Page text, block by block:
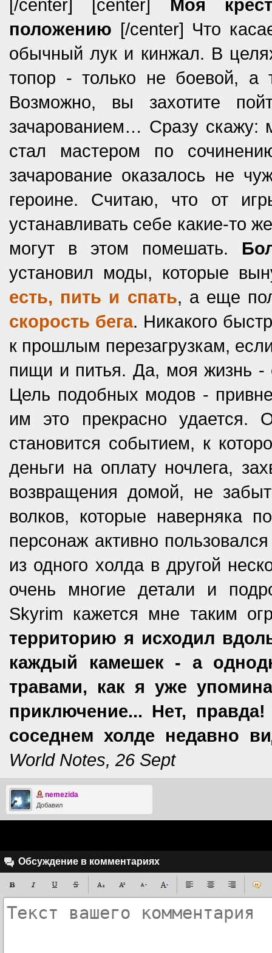
[/center] [center] Моя
положению [/center] Что
обычный лук и кинжал. В
топор - только не боевой, а
Возможно, вы захотите
зачарованием… Сразу скажу:
стал мастером по
зачарование оказалось не
героине. Считаю, что от
устанавливать себе какие-то
могут в этом помешать.
установил моды, которые
есть, пить и спать, а еще
скорость бега. Никакого
к прошлым перезагрузкам,
пищи и питья. Да, моя жизнь -
Цель подобных модов -
им это прекрасно удается.
становится событием, к
деньги на оплату ночлега,
возвращения домой, не
волков, которые наверняка
персонаж активно
из одного холда в другой
очень многие детали и
Skyrim кажется мне таким
территорию я исходил
каждый камешек - а
травами, как я уже
приключение... Нет,
соседнем холде недавно
World Notes, 26 Sept
nemezida
Добавил
Обсуждение в комментариях